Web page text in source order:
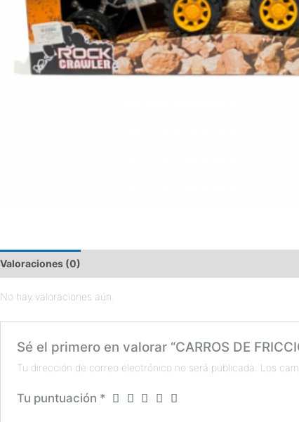
Valoraciones (0)
No hay valoraciones aún.
Sé el primero en valorar “CARROS DE
Tu dirección de correo electrónico no será publicada. Los
Tu puntuación *